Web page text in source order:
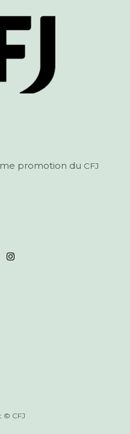
pro­mo­tion du CFJ
© CFJ